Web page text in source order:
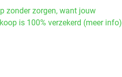
zonder zorgen, want jouw
is 100% verzekerd (meer info)